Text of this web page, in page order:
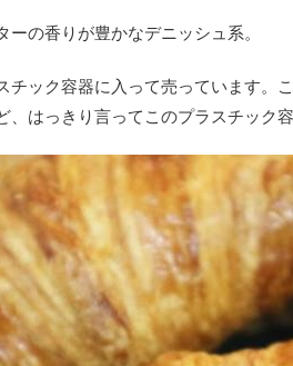
ーの香りが豊かなデニッシュ系。
チック容器に入って売っています。
、はっきり言ってこのプラスチック